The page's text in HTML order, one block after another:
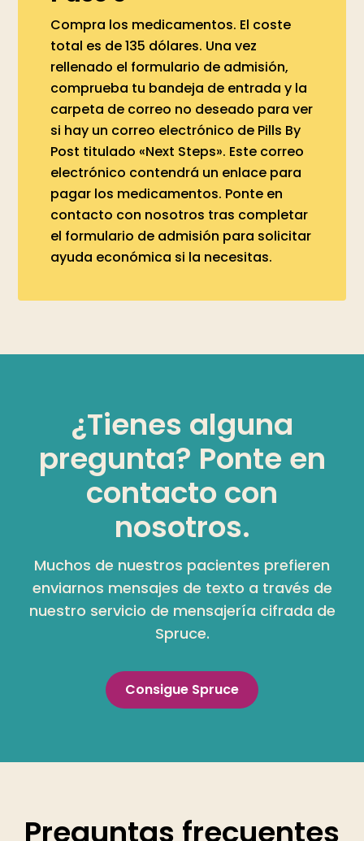
Compra los medicamentos. El coste
total es de 135 dólares. Una vez
rellenado el formulario de admisión,
comprueba tu bandeja de entrada y la
carpeta de correo no deseado para ver
si hay un correo electrónico de Pills By
Post titulado «Next Steps». Este correo
electrónico contendrá un enlace para
pagar los medicamentos. Ponte en
contacto con nosotros tras completar
el formulario de admisión para solicitar
ayuda económica si la necesitas.
¿Tienes alguna
pregunta? Ponte en
contacto con
nosotros.
Muchos de nuestros pacientes prefieren
enviarnos mensajes de texto a través de
nuestro servicio de mensajería cifrada de
Spruce.
Consigue Spruce
Preguntas frecuentes